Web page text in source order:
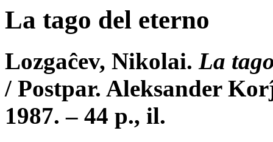
La tago del eterno
Lozgaĉev, Nikolai. La
/ Postpar. Aleksander
1987. – 44 p., il.